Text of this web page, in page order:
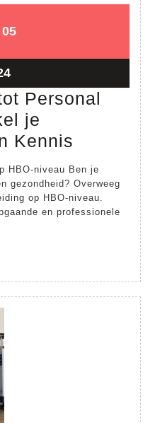
05
0505
05
mei
2024
Personal
je
Kennis
Opleiding
tot
Personal
HBO-niveau Ben je
gezondheid? Overweeg
op HBO-niveau.
en professionele